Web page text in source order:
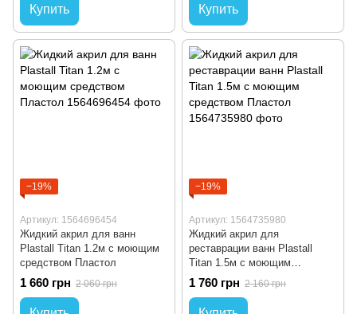
Купить Купить
−19%
Артикул: 1564696454
Жидкий акрил для ванн
Plastall Titan 1.2м с моющим
средством Пластол
1 660 грн 2 060 грн
−19%
Артикул: 1564735980
Жидкий акрил для
реставрации ванн Plastall
Titan 1.5м с моющим
средством Пластол
1 760 грн 2 160 грн